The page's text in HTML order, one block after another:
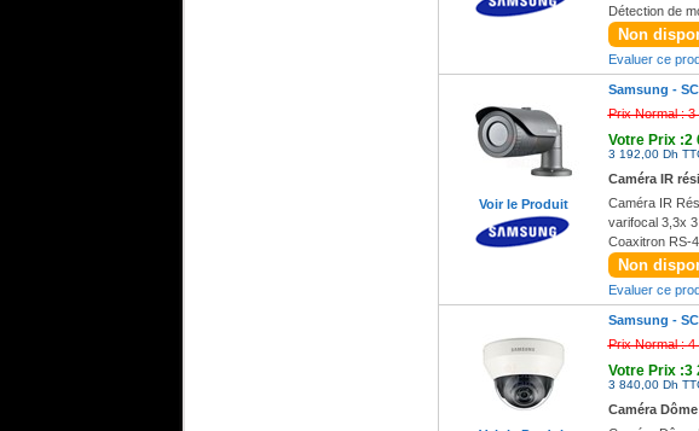
Détection de
Non
Evaluer ce
Voir le Produit
Samsung -
Prix Normal :3
Votre Prix :2
3 192,00 Dh
Caméra IR
Caméra IR
varifocal 3,3x
Coaxitron RS-
Non
Evaluer ce
Samsung -
Prix Normal :4
Votre Prix :3
3 840,00 Dh
Caméra